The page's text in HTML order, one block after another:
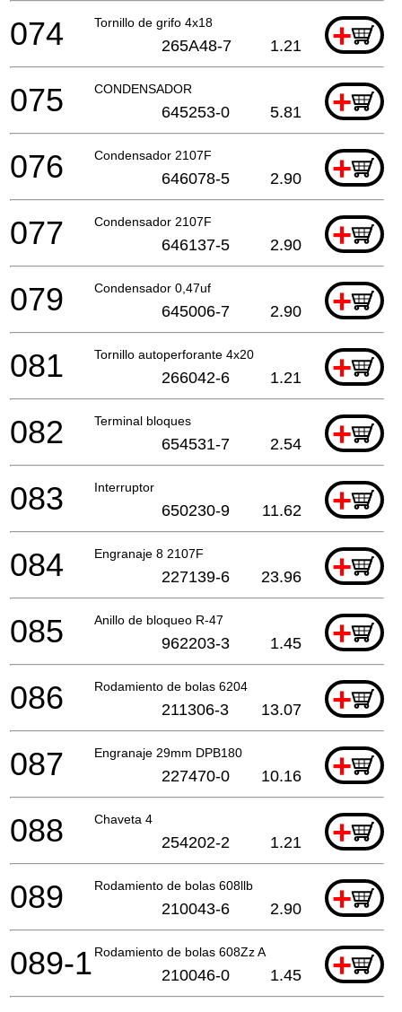
Tornillo de grifo 4x18 +
074 265A48-7 1.21
CONDENSADOR +
075 645253-0 5.81
Condensador 2107F +
076 646078-5 2.90
Condensador 2107F +
077 646137-5 2.90
Condensador 0,47uf +
079 645006-7 2.90
Tornillo autoperforante 4x20 +
081 266042-6 1.21
Terminal bloques +
082 654531-7 2.54
Interruptor +
083 650230-9 11.62
Engranaje 8 2107F +
084 227139-6 23.96
Anillo de bloqueo R-47 +
085 962203-3 1.45
Rodamiento de bolas 6204 +
086 211306-3 13.07
Engranaje 29mm DPB180 +
087 227470-0 10.16
Chaveta 4 +
088 254202-2 1.21
Rodamiento de bolas 608llb +
089 210043-6 2.90
Rodamiento de bolas 608Zz A +
089-1 210046-0 1.45